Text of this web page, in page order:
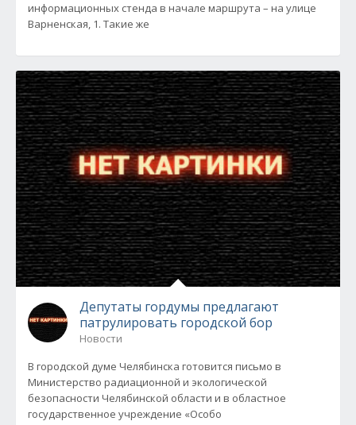
информационных стенда в начале маршрута – на улице
Варненская, 1. Такие же
Депутаты гордумы предлагают
патрулировать городской бор
Новости
В городской думе Челябинска готовится письмо в
Министерство радиационной и экологической
безопасности Челябинской области и в областное
государственное учреждение «Особо